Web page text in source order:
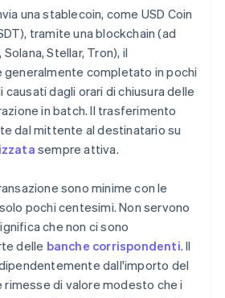
una stablecoin, come USD Coin
tramite una blockchain (ad
Stellar, Tron), il
completato in pochi
causati dagli orari di chiusura delle
in batch. Il trasferimento
dal mittente al destinatario su
sempre attiva.
sono minime con le
pochi centesimi. Non servono
che non ci sono
delle banche corrispondenti. Il
dall'importo del
di valore modesto che i